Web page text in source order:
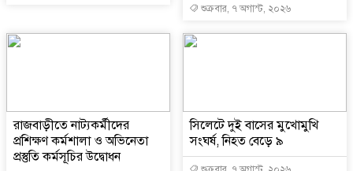
শুক্রবার, ৭ অগাস্ট, ২০২৬
রাজবাড়ীতে নাট্যকর্মীদের
প্রশিক্ষণ কর্মশালা ও অভিনেতা
প্রস্তুতি কর্মসূচির উদ্বোধন
সিলেটে দুই বাসের মুখোমুখি
সংঘর্ষ, নিহত বেড়ে ৯